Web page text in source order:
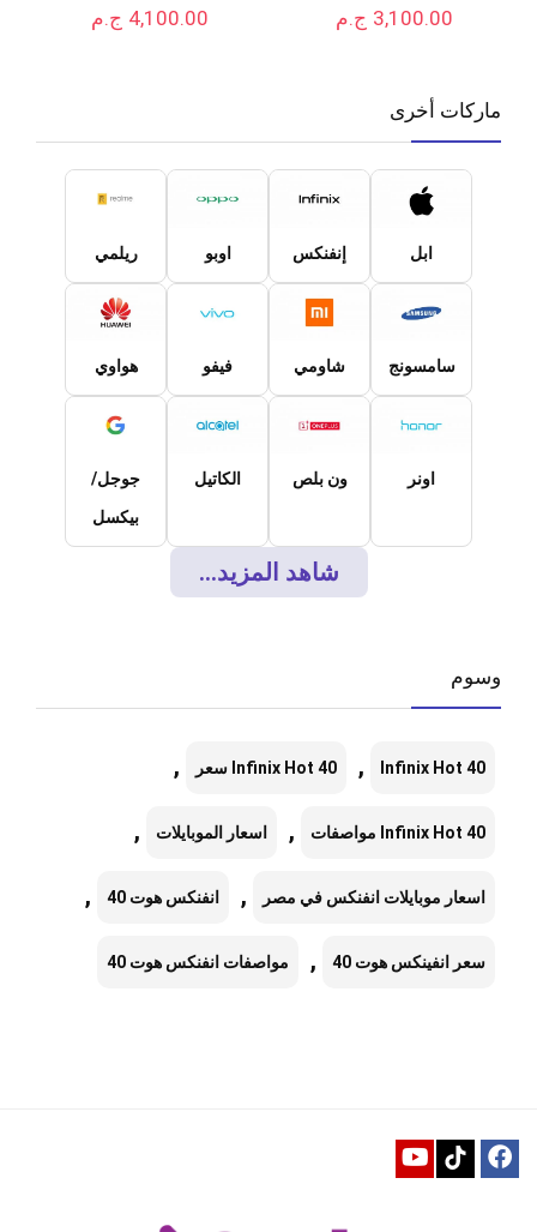
ج.م 3,100.00 ج.م 4,100.00
ماركات أخرى
ابل إنفنكس اوبو ريلمي
سامسونج شاومي فيفو هواوي
اونر ون بلص الكاتيل
جوجل/
بيكسل
شاهد المزيد...
وسوم
Infinix Hot 40
, Infinix Hot 40 سعر ,
Infinix Hot 40 مواصفات , اسعار الموبايلات ,
اسعار موبايلات انفنكس في مصر , انفنكس هوت 40 ,
سعر انفينكس هوت 40 , مواصفات انفنكس هوت 40